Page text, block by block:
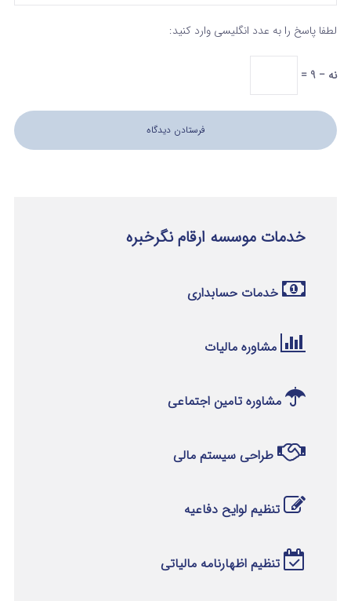
لطفا پاسخ را به عدد انگلیسی وارد کنید:
نه − 9 =
خدمات موسسه ارقام نگرخبره
خدمات حسابداری
مشاوره مالیات
مشاوره تامین اجتماعی
طراحی سیستم مالی
تنظیم لوایح دفاعیه
تنظیم اظهارنامه مالیاتی